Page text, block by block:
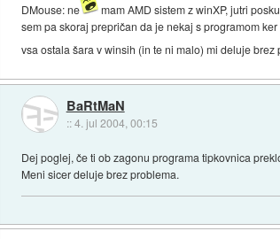
DMouse: ne
mam AMD sistem z winXP, jutri
sem pa skoraj prepričan da je nekaj s programom
vsa ostala šara v winsih (in te ni malo) mi deluje brez
BaRtMaN
::4. jul 2004, 00:15
Dej poglej, če ti ob zagonu programa tipkovnica
Meni sicer deluje brez problema.